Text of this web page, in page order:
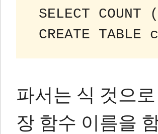
SELECT
CREATE
파서는 식 것으
장 함수 이름을